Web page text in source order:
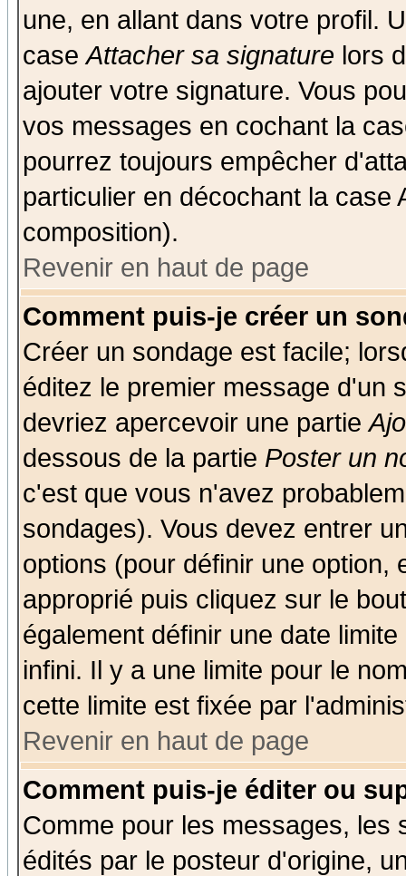
une, en allant dans votre profil.
caseAttacher sa signature lors
ajouter votre signature. Vous
vos messages en cochant la
pourrez toujours empêcher
particulier en décochant la case
composition).
Revenir en haut de page
Comment puis-je créer un
Créer un sondage est facile;
éditez le premier message d'un
devriez apercevoir une partie
dessous de la partie Poster un
c'est que vous n'avez
sondages). Vous devez entrer
options (pour définir une option,
approprié puis cliquez sur le
également définir une date
infini. Il y a une limite pour le
cette limite est fixée par
Revenir en haut de page
Comment puis-je éditer ou
Comme pour les messages, les
édités par le posteur d'origine,